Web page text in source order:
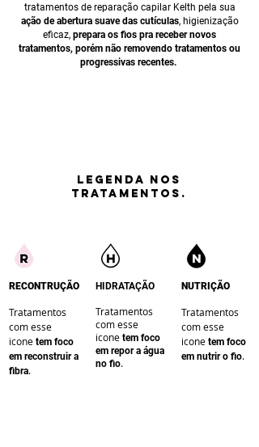
tratamentos de reparação capilar Kelth pela sua
ação de abertura suave das cutículas, higienização
eficaz, prepara os fios pra receber novos
tratamentos, porém não removendo tratamentos ou
progressivas recentes.
LEGENDA nos
tratamentos.
RECONTRUÇÃO
Tratamentos
com esse
icone tem foco
em reconstruir a
fibra.
HIDRATAÇÃO
Tratamentos
com esse
icone tem foco
em repor a água
no fio.
NUTRIÇÃO
Tratamentos
com esse
icone tem foco
em nutrir o fio.